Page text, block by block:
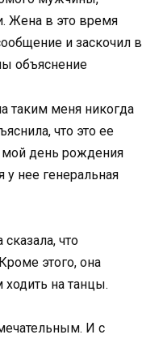
Жена в это время
и заскочил в
объяснение
​​таким меня никогда
что это ее
мой день рождения
у нее генеральная
что
этого, она
на танцы.
И с